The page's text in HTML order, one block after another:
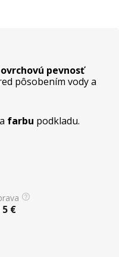
pevnosť
pôsobením vody a
a farbu podkladu.
5 €